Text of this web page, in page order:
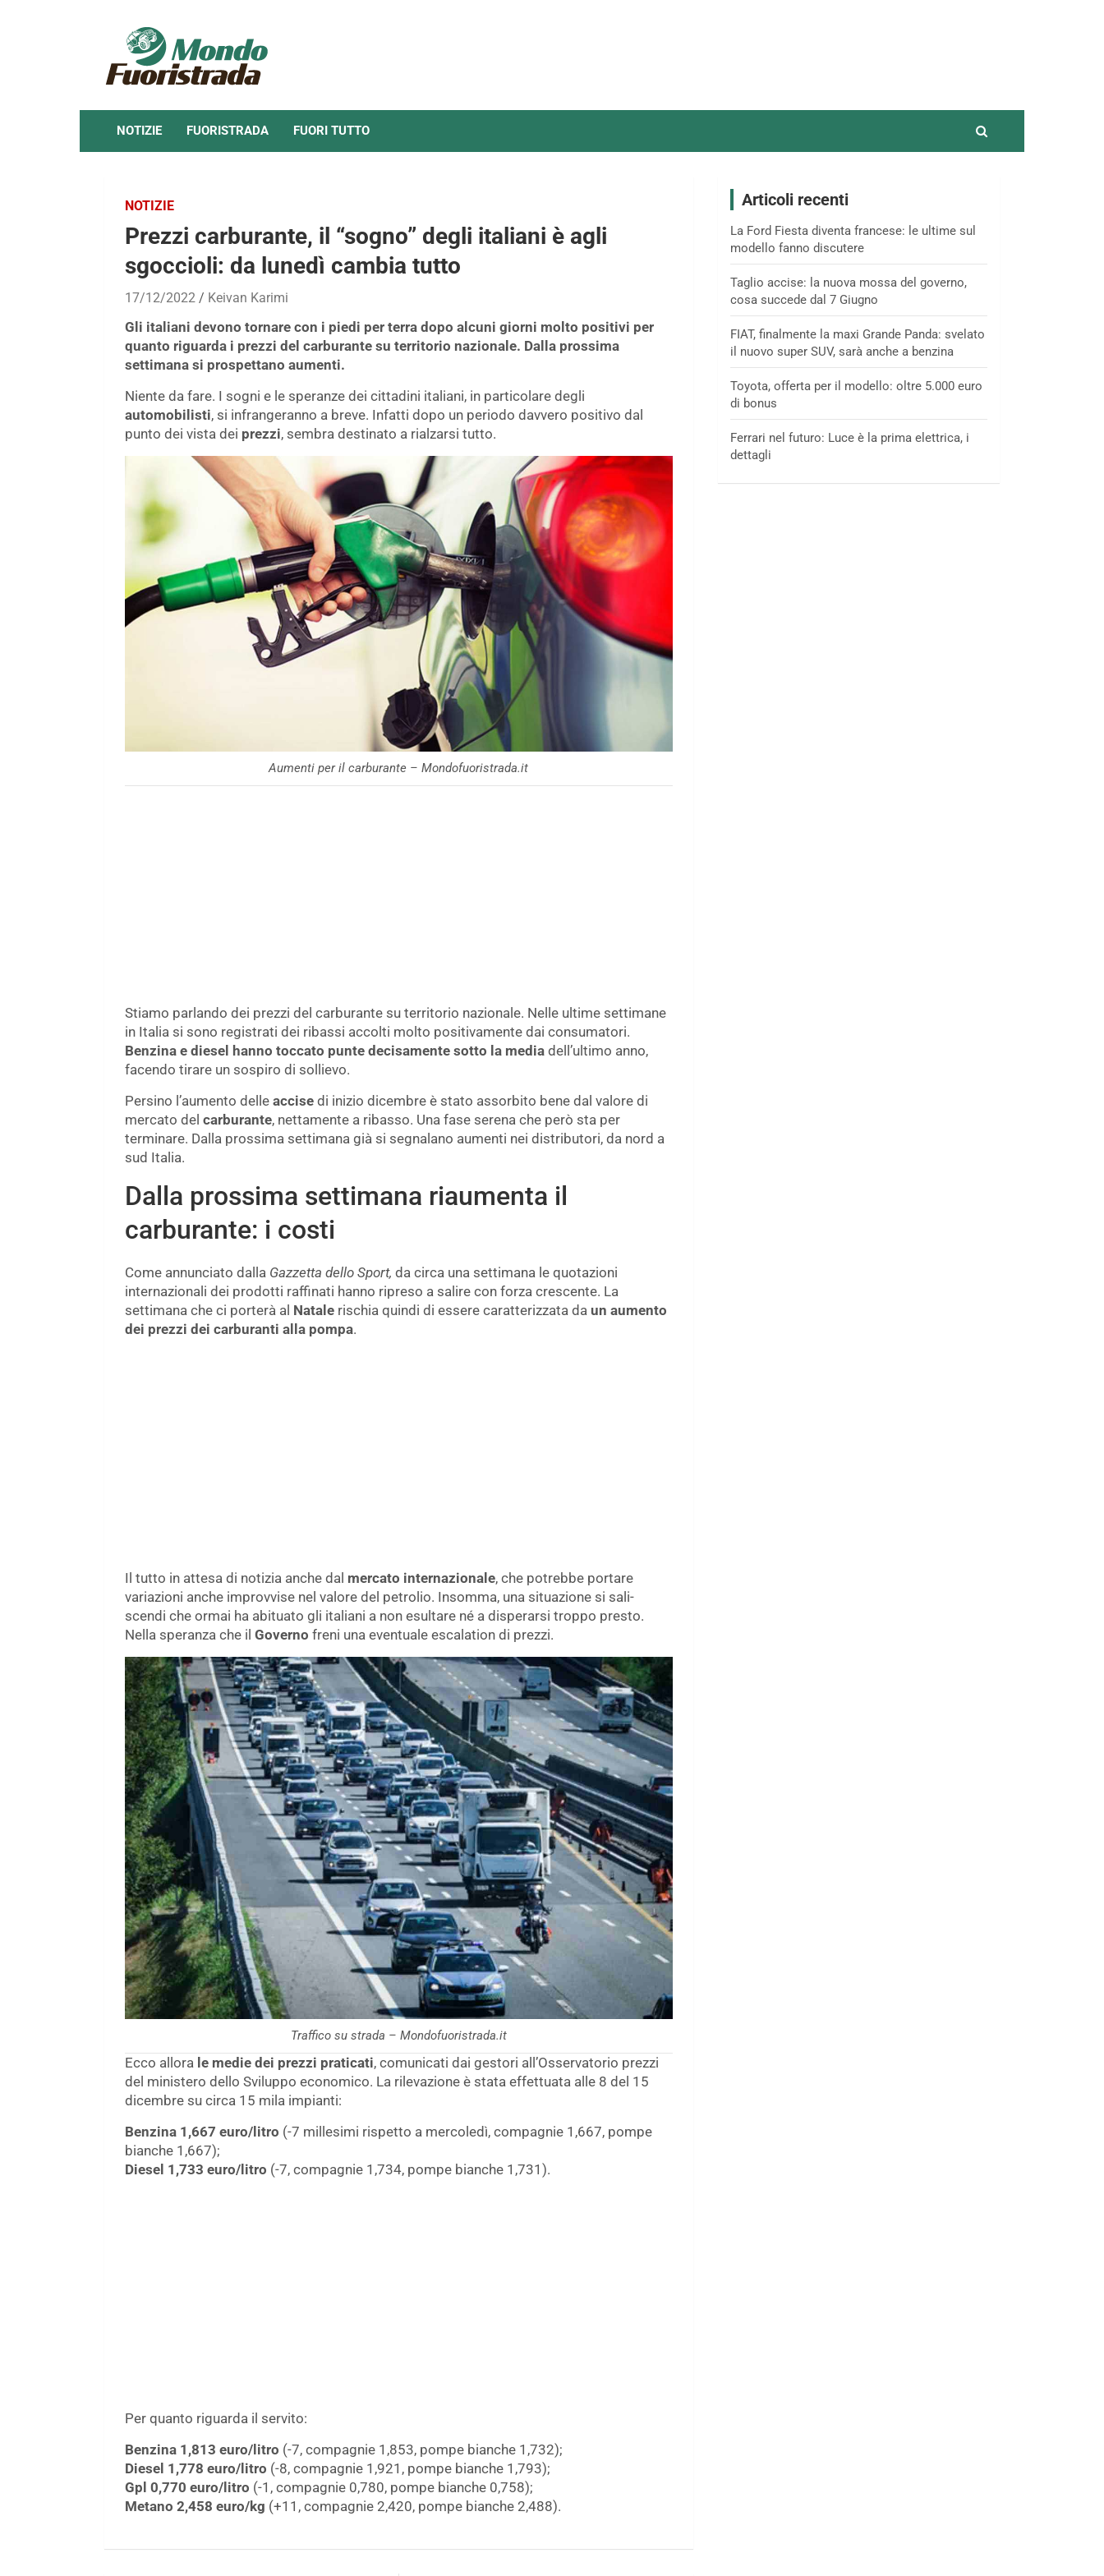
NOTIZIE FUORISTRADA FUORI TUTTO
NOTIZIE
Prezzi carburante, il “sogno” degli italiani è agli
sgoccioli: da lunedì cambia tutto
17/12/2022 Keivan Karimi
Gli italiani devono tornare con i piedi per terra dopo alcuni giorni molto positivi per
quanto riguarda i prezzi del carburante su territorio nazionale. Dalla prossima
settimana si prospettano aumenti.
Niente da fare. I sogni e le speranze dei cittadini italiani, in particolare degli
automobilisti, si infrangeranno a breve. Infatti dopo un periodo davvero positivo dal
punto dei vista dei prezzi, sembra destinato a rialzarsi tutto.
Aumenti per il carburante – Mondofuoristrada.it
Stiamo parlando dei prezzi del carburante su territorio nazionale. Nelle ultime settimane
in Italia si sono registrati dei ribassi accolti molto positivamente dai consumatori.
Benzina e diesel hanno toccato punte decisamente sotto la media dell’ultimo anno,
facendo tirare un sospiro di sollievo.
Persino l’aumento delle accise di inizio dicembre è stato assorbito bene dal valore di
mercato del carburante, nettamente a ribasso. Una fase serena che però sta per
terminare. Dalla prossima settimana già si segnalano aumenti nei distributori, da nord a
sud Italia.
Dalla prossima settimana riaumenta il
carburante: i costi
Come annunciato dalla Gazzetta dello Sport, da circa una settimana le quotazioni
internazionali dei prodotti raffinati hanno ripreso a salire con forza crescente. La
settimana che ci porterà al Natale rischia quindi di essere caratterizzata da un aumento
dei prezzi dei carburanti alla pompa.
Il tutto in attesa di notizia anche dal mercato internazionale, che potrebbe portare
variazioni anche improvvise nel valore del petrolio. Insomma, una situazione si sali-
scendi che ormai ha abituato gli italiani a non esultare né a disperarsi troppo presto.
Nella speranza che il Governo freni una eventuale escalation di prezzi.
Traffico su strada – Mondofuoristrada.it
Ecco allora le medie dei prezzi praticati, comunicati dai gestori all’Osservatorio prezzi
del ministero dello Sviluppo economico. La rilevazione è stata effettuata alle 8 del 15
dicembre su circa 15 mila impianti:
Benzina 1,667 euro/litro (-7 millesimi rispetto a mercoledì, compagnie 1,667, pompe
bianche 1,667);
Diesel 1,733 euro/litro (-7, compagnie 1,734, pompe bianche 1,731).
Per quanto riguarda il servito:
Benzina 1,813 euro/litro (-7, compagnie 1,853, pompe bianche 1,732);
Diesel 1,778 euro/litro (-8, compagnie 1,921, pompe bianche 1,793);
Gpl 0,770 euro/litro (-1, compagnie 0,780, pompe bianche 0,758);
Metano 2,458 euro/kg (+11, compagnie 2,420, pompe bianche 2,488).
Articoli recenti
La Ford Fiesta diventa francese: le ultime sul
modello fanno discutere
Taglio accise: la nuova mossa del governo,
cosa succede dal 7 Giugno
FIAT, finalmente la maxi Grande Panda: svelato
il nuovo super SUV, sarà anche a benzina
Toyota, offerta per il modello: oltre 5.000 euro
di bonus
Ferrari nel futuro: Luce è la prima elettrica, i
dettagli